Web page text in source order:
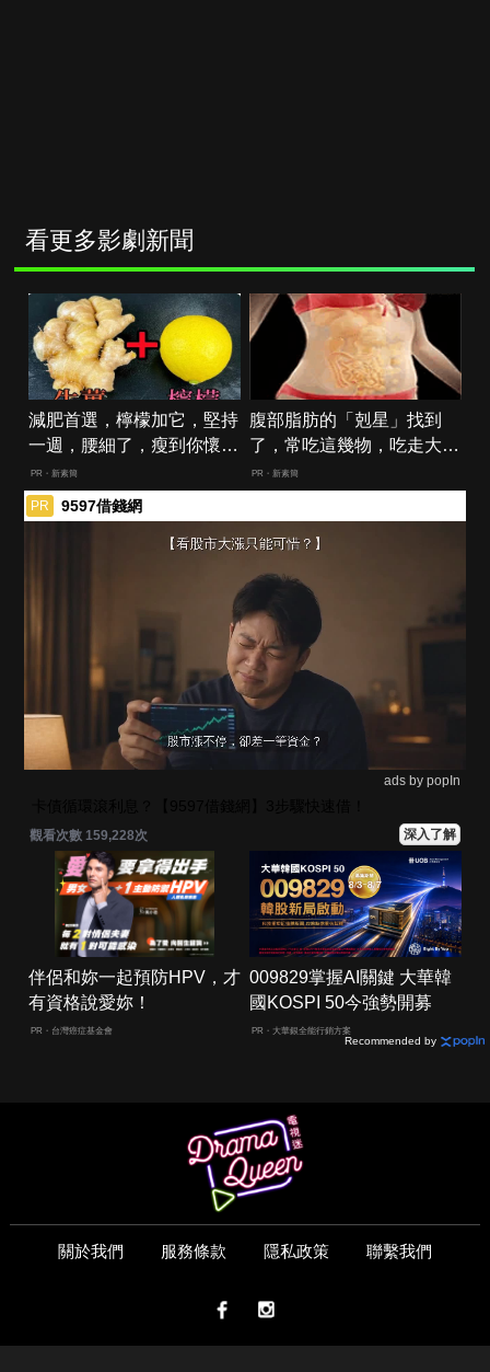
看更多影劇新聞
減肥首選，檸檬加它，堅持
一週，腰細了，瘦到你懷疑
人生
PR・新素簡
腹部脂肪的「剋星」找到
了，常吃這幾物，吃走大肚
囊，瘦出小蠻腰
PR・新素簡
PR 9597借錢網
ads by popIn
觀看次數 159,228次 深入了解
伴侶和妳一起預防HPV，才
有資格說愛妳！
PR・台灣癌症基金會
009829掌握AI關鍵 大華韓
國KOSPI 50今強勢開募
PR・大華銀全能行銷方案
Recommended by
關於我們 服務條款 隱私政策 聯繫我們